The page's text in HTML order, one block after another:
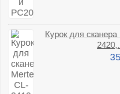
Курок для